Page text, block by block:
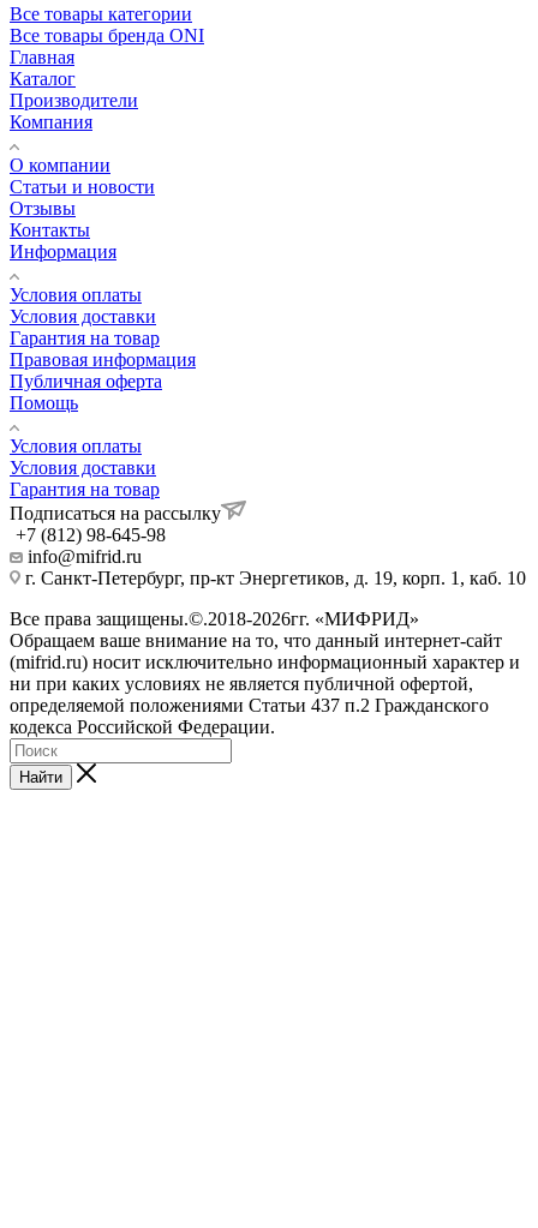
Все товары категории
Все товары бренда ONI
Главная
Каталог
Производители
Компания
О компании
Статьи и новости
Отзывы
Контакты
Информация
Условия оплаты
Условия доставки
Гарантия на товар
Правовая информация
Публичная оферта
Помощь
Условия оплаты
Условия доставки
Гарантия на товар
Подписаться на рассылку
+7 (812) 98-645-98
info@mifrid.ru
г. Санкт-Петербург, пр-кт Энергетиков, д. 19, корп. 1, каб. 10
Все права защищены.©.2018-2026гг. «МИФРИД»
Обращаем ваше внимание на то, что данный интернет-сайт
(mifrid.ru) носит исключительно информационный характер и
ни при каких условиях не является публичной офертой,
определяемой положениями Статьи 437 п.2 Гражданского
кодекса Российской Федерации.
Найти